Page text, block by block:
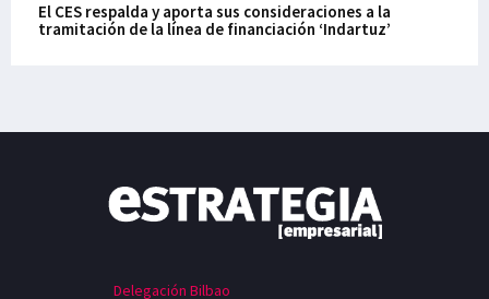
El CES respalda y aporta sus consideraciones a la
tramitación de la línea de financiación ‘Indartuz’
Delegación Bilbao